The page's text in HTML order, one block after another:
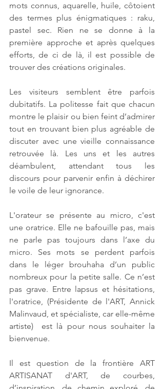
mots connus, aquarelle, huile, côtoient
des termes plus énigmatiques : raku,
pastel sec. Rien ne se donne à la
première approche et après quelques
efforts, de ci de là, il est possible de
trouver des créations originales.
Les visiteurs semblent être parfois
dubitatifs. La politesse fait que chacun
montre le plaisir ou bien feint d’admirer
tout en trouvant bien plus agréable de
discuter avec une vieille connaissance
retrouvée là. Les uns et les autres
déambulent, attendant tous les
discours pour parvenir enfin à déchirer
le voile de leur ignorance.
L'orateur se présente au micro, c'est
une oratrice. Elle ne bafouille pas, mais
ne parle pas toujours dans l’axe du
micro. Ses mots se perdent parfois
dans le léger brouhaha d’un public
nombreux pour la petite salle. Ce n’est
pas grave. Entre lapsus et hésitations,
l'oratrice, (Présidente de l'ART, Annick
Malinvaud, et spécialiste, car elle-même
artiste)  est là pour nous souhaiter la
bienvenue.
Il est question de la frontière ART
ARTISANAT d'ART, de courbes,